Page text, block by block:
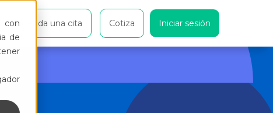
con
de
Agenda una cita Cotiza Iniciar sesión